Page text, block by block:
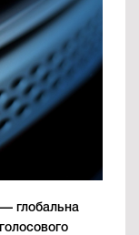
глобальна